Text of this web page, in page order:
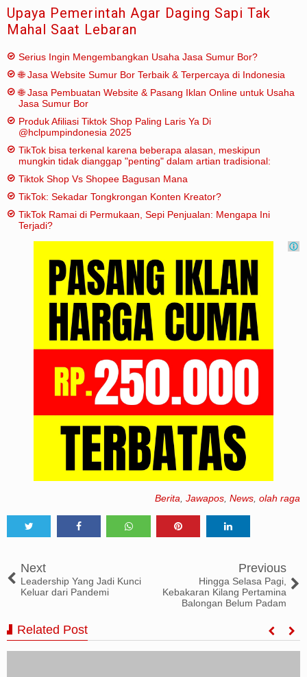
Upaya Pemerintah Agar Daging Sapi Tak
Mahal Saat Lebaran
Serius Ingin Mengembangkan Usaha Jasa Sumur Bor?
🌐 Jasa Website Sumur Bor Terbaik & Terpercaya di Indonesia
🌐 Jasa Pembuatan Website & Pasang Iklan Online untuk Usaha
Jasa Sumur Bor
Produk Afiliasi Tiktok Shop Paling Laris Ya Di
@hclpumpindonesia 2025
TikTok bisa terkenal karena beberapa alasan, meskipun
mungkin tidak dianggap "penting" dalam artian tradisional:
Tiktok Shop Vs Shopee Bagusan Mana
TikTok: Sekadar Tongkrongan Konten Kreator?
TikTok Ramai di Permukaan, Sepi Penjualan: Mengapa Ini
Terjadi?
Berita Jawapos News olah raga
Next
Leadership Yang Jadi Kunci
Keluar dari Pandemi
Previous
Hingga Selasa Pagi,
Kebakaran Kilang Pertamina
Balongan Belum Padam
Related Post